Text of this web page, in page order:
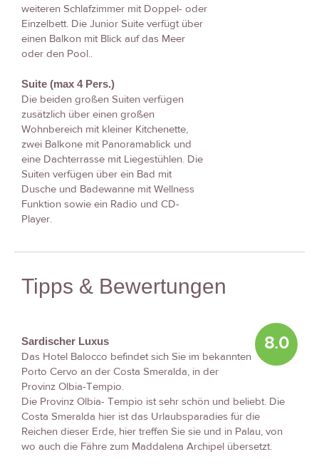
weiteren Schlafzimmer mit Doppel- oder
Einzelbett. Die Junior Suite verfügt über
einen Balkon mit Blick auf das Meer
oder den Pool..
Suite (max 4 Pers.)
Die beiden großen Suiten verfügen
zusätzlich über einen großen
Wohnbereich mit kleiner Kitchenette,
zwei Balkone mit Panoramablick und
eine Dachterrasse mit Liegestühlen. Die
Suiten verfügen über ein Bad mit
Dusche und Badewanne mit Wellness
Funktion sowie ein Radio und CD-
Player.
Tipps & Bewertungen
8.0
Sardischer Luxus
Das Hotel Balocco befindet sich Sie im bekannten
Porto Cervo an der Costa Smeralda, in der
Provinz Olbia-Tempio.
Die Provinz Olbia- Tempio ist sehr schön und beliebt. Die
Costa Smeralda hier ist das Urlaubsparadies für die
Reichen dieser Erde, hier treffen Sie sie und in Palau, von
wo auch die Fähre zum Maddalena Archipel übersetzt.